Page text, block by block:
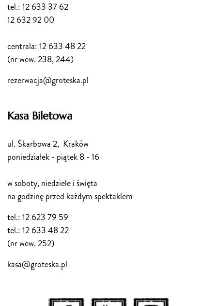
tel.: 12 633 37 62
12 632 92 00
centrala: 12 633 48 22
(nr wew. 238, 244)
rezerwacja@groteska.pl
Kasa Biletowa
ul. Skarbowa 2, Kraków
poniedziałek - piątek 8 - 16
w soboty, niedziele i święta
na godzinę przed każdym spektaklem
tel.: 12 623 79 59
tel.: 12 633 48 22
(nr wew. 252)
kasa@groteska.pl